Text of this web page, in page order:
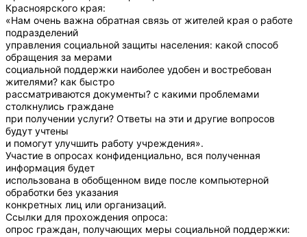
Красноярского края:
«Нам очень важна обратная связь от жителей края о работе
подразделений
управления социальной защиты населения: какой способ
обращения за мерами
социальной поддержки наиболее удобен и востребован
жителями? как быстро
рассматриваются документы? с какими проблемами
столкнулись граждане
при получении услуги? Ответы на эти и другие вопросов
будут учтены
и помогут улучшить работу учреждения».
Участие в опросах конфиденциально, вся полученная
информация будет
использована в обобщенном виде после компьютерной
обработки без указания
конкретных лиц или организаций.
Ссылки для прохождения опроса:
опрос граждан, получающих меры социальной поддержки: